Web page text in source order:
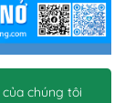
của chúng tôi